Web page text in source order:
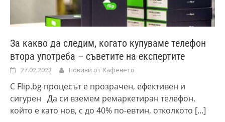
За какво да следим, когато купуваме телефон
втора употреба – съветите на експертите
27.02.2023 Новини от Кафенето
С Flip.bg процесът е прозрачен, ефективен и
сигурен Да си вземем ремаркетиран телефон,
който е като нов, с до 40% по-евтин, отколкото [...]